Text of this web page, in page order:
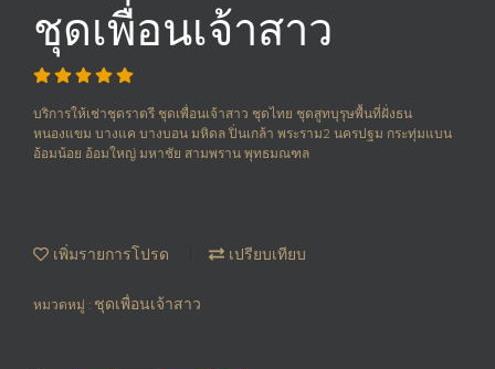
ชุดเพื่อนเจ้าสาว
บริการให้เช่าชุดราตรี ชุดเพื่อนเจ้าสาว ชุดไทย ชุดสูทบุรุษพื้นที่ฝั่งธน
หนองแขม บางแค บางบอน มหิดล ปิ่นเกล้า พระราม2 นครปฐม กระทุ่มแบน
อ้อมน้อย อ้อมใหญ่ มหาชัย สามพราน พุทธมณฑล
เพิ่มรายการโปรด เปรียบเทียบ
หมวดหมู่ : ชุดเพื่อนเจ้าสาว